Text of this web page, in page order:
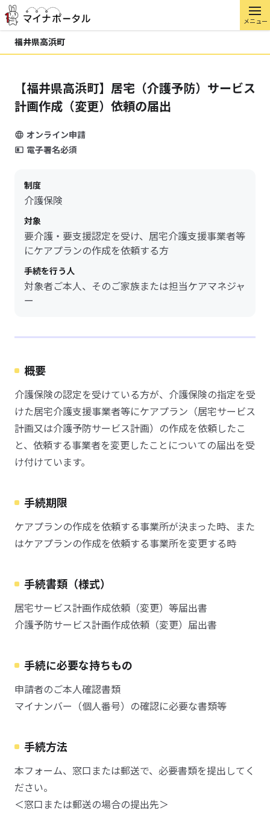
メニュー
福井県高浜町
【福井県高浜町】居宅（介護予防）サービス
計画作成（変更）依頼の届出
オンライン申請
電子署名必須
制度
介護保険
対象
要介護・要支援認定を受け、居宅介護支援事業者等
にケアプランの作成を依頼する方
手続を行う人
対象者ご本人、そのご家族または担当ケアマネジャ
ー
概要
介護保険の認定を受けている方が、介護保険の指定を受
けた居宅介護支援事業者等にケアプラン（居宅サービス
計画又は介護予防サービス計画）の作成を依頼したこ
と、依頼する事業者を変更したことについての届出を受
け付けています。
手続期限
ケアプランの作成を依頼する事業所が決まった時、また
はケアプランの作成を依頼する事業所を変更する時
手続書類（様式）
居宅サービス計画作成依頼（変更）等届出書
介護予防サービス計画作成依頼（変更）届出書
手続に必要な持ちもの
申請者のご本人確認書類
マイナンバー（個人番号）の確認に必要な書類等
手続方法
本フォーム、窓口または郵送で、必要書類を提出してく
ださい。
＜窓口または郵送の場合の提出先＞